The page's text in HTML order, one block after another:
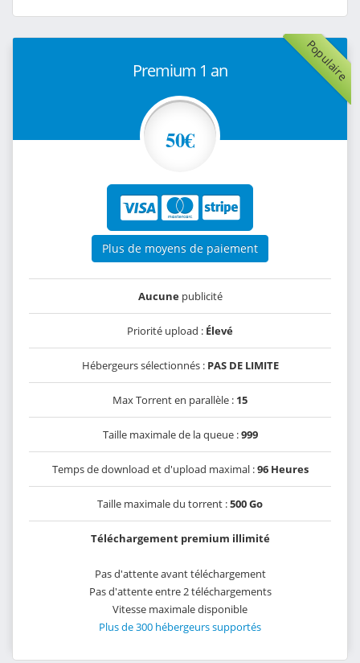
Populaire
Premium 1 an
50€
Plus de moyens de paiement
Aucunepublicité
Priorité upload : Élevé
Hébergeurs sélectionnés : PAS DE LIMITE
Max Torrent en parallèle : 15
Taille maximale de la queue :999
Temps de download et d'upload maximal :96 Heures
Taille maximale du torrent :500 Go
Téléchargement premium illimité
Pas d'attente avant téléchargement
Pas d'attente entre 2 téléchargements
Vitesse maximale disponible
Plus de 300 hébergeurs supportés